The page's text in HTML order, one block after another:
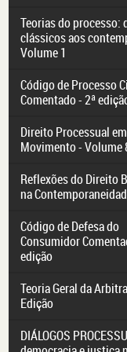
Teorias do processo:
clássicos aos
Volume 1
Código de Processo
Comentado - 2ª
Direito Processual em
Movimento - Volume
Reflexões do Direito
na
Código de Defesa do
Consumidor
edição
Teoria Geral da
Edição
DIÁLOGOS